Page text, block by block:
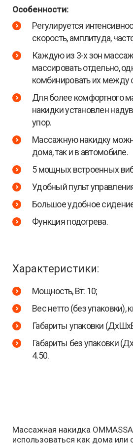
Особенности:
Регулируется
скорость, амплитуда,
Каждую из 3-х зон
массировать отдельно,
комбинировать их между
Для более комфортного
накидки установлен
упор.
Массажную накидку
дома, так и в автомобиле.
5 мощных встроенных
Удобный пульт
Большое удобное
Функция подогрева.
Характеристики:
Мощность, Вт: 10;
Вес нетто (без упаковки),
Габариты упаковки
Габариты без упаковки
4.50.
Массажная накидка
использоваться как дома или